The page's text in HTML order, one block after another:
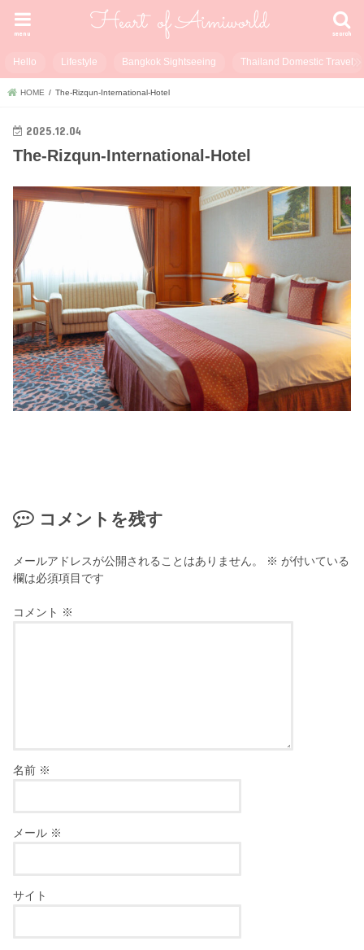
search
menu
Hello Lifestyle Bangkok Sightseeing Thailand Domestic Travel
HOME The-Rizqun-International-Hotel
2025.12.04
The-Rizqun-International-Hotel
コメントを残す
メールアドレスが公開されることはありません。 ※ が付いている
欄は必須項目です
コメント ※
名前 ※
メール ※
サイト